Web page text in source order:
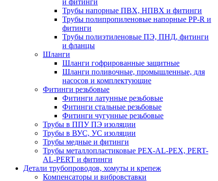
и фитинги
Трубы напорные ПВХ, НПВХ и фитинги
Трубы полипропиленовые напорные PP-R и
фитинги
Трубы полиэтиленовые ПЭ, ПНД, фитинги
и фланцы
Шланги
Шланги гофрированные защитные
Шланги поливочные, промышленные, для
насосов и комплектующие
Фитинги резьбовые
Фитинги латунные резьбовые
Фитинги стальные резьбовые
Фитинги чугунные резьбовые
Трубы в ППУ ПЭ изоляции
Трубы в ВУС, УС изоляции
Трубы медные и фитинги
Трубы металлопластиковые PEX-AL-PEX, PERT-
AL-PERT и фитинги
Детали трубопроводов, хомуты и крепеж
Компенсаторы и вибровставки